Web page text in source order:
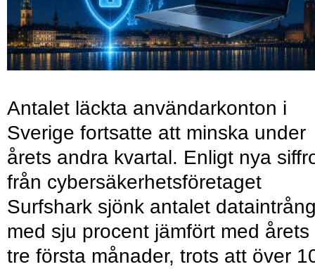
Antalet läckta användarkonton i
Sverige fortsatte att minska under
årets andra kvartal. Enligt nya
från cybersäkerhetsföretaget
Surfshark sjönk antalet
med sju procent jämfört med årets
tre första månader, trots att över